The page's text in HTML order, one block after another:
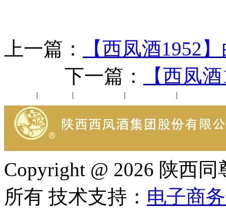
上一篇：
【西凤酒1952
下一篇：
【西凤
| | | |
Copyright @ 2026 陕西
所有 技术支持： 电子商